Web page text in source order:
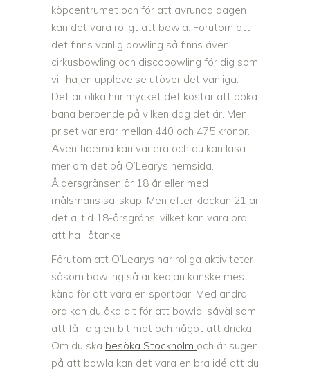
köpcentrumet och för att avrunda dagen
kan det vara roligt att bowla. Förutom att
det finns vanlig bowling så finns även
cirkusbowling och discobowling för dig som
vill ha en upplevelse utöver det vanliga.
Det är olika hur mycket det kostar att boka
bana beroende på vilken dag det är. Men
priset varierar mellan 440 och 475 kronor.
Även tiderna kan variera och du kan läsa
mer om det på O’Learys hemsida.
Åldersgränsen är 18 år eller med
målsmans sällskap. Men efter klockan 21 är
det alltid 18-årsgräns, vilket kan vara bra
att ha i åtanke.
Förutom att O’Learys har roliga aktiviteter
såsom bowling så är kedjan kanske mest
känd för att vara en sportbar. Med andra
ord kan du åka dit för att bowla, såväl som
att få i dig en bit mat och något att dricka.
Om du ska besöka Stockholm och är sugen
på att bowla kan det vara en bra idé att du